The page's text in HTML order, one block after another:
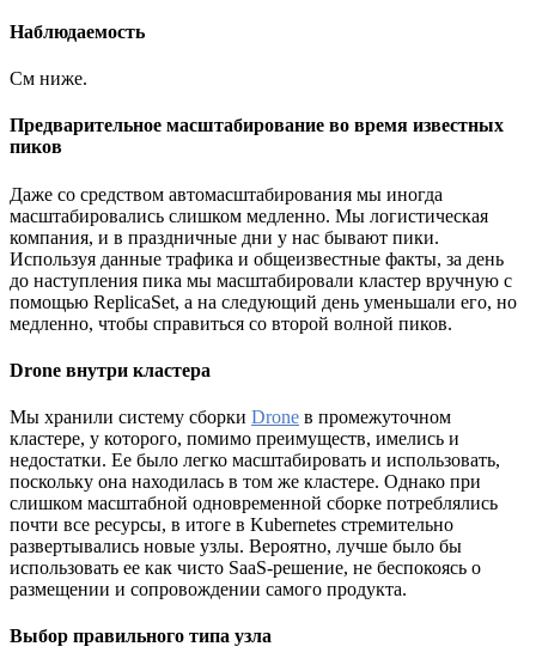
Наблюдаемость
См ниже.
Предварительное масштабирование во время известных
пиков
Даже со средством автомасштабирования мы иногда
масштабировались слишком медленно. Мы логистическая
компания, и в праздничные дни у нас бывают пики.
Используя данные трафика и общеизвестные факты, за день
до наступления пика мы масштабировали кластер вручную с
помощью ReplicaSet, а на следующий день уменьшали его, но
медленно, чтобы справиться со второй волной пиков.
Drone внутри кластера
Мы хранили систему сборки Drone в промежуточном
кластере, у которого, помимо преимуществ, имелись и
недостатки. Ее было легко масштабировать и использовать,
поскольку она находилась в том же кластере. Однако при
слишком масштабной одновременной сборке потреблялись
почти все ресурсы, в итоге в Kubernetes стремительно
развертывались новые узлы. Вероятно, лучше было бы
использовать ее как чисто SaaS-решение, не беспокоясь о
размещении и сопровождении самого продукта.
Выбор правильного типа узла